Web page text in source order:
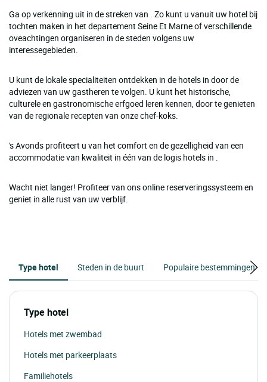
Ga op verkenning uit in de streken van . Zo kunt u vanuit uw hotel bij
tochten maken in het departement Seine Et Marne of verschillende
oveachtingen organiseren in de steden volgens uw
interessegebieden.
U kunt de lokale specialiteiten ontdekken in de hotels in door de
adviezen van uw gastheren te volgen. U kunt het historische,
culturele en gastronomische erfgoed leren kennen, door te genieten
van de regionale recepten van onze chef-koks.
's Avonds profiteert u van het comfort en de gezelligheid van een
accommodatie van kwaliteit in één van de logis hotels in .
Wacht niet langer! Profiteer van ons online reserveringssysteem en
geniet in alle rust van uw verblijf.
Type hotel Steden in de buurt Populaire bestemmingen
Type hotel
Hotels met zwembad
Hotels met parkeerplaats
Familiehotels